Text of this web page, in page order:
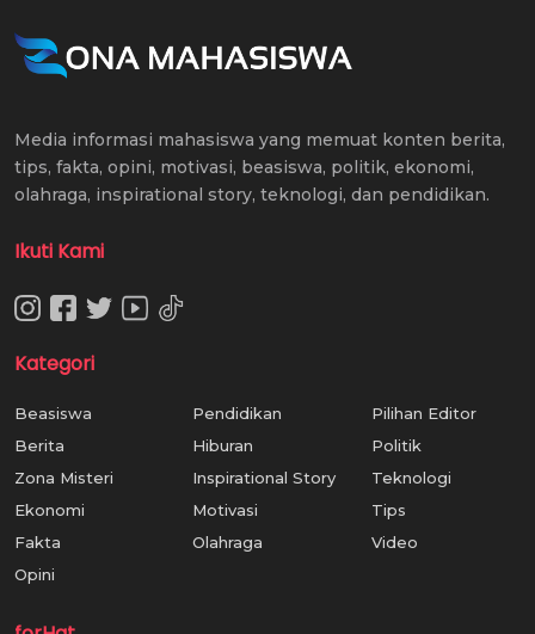
Media informasi mahasiswa yang memuat konten berita,
tips, fakta, opini, motivasi, beasiswa, politik, ekonomi,
olahraga, inspirational story, teknologi, dan pendidikan.
Ikuti Kami
Kategori
Beasiswa
Berita
Zona Misteri
Ekonomi
Fakta
Opini
Pendidikan
Hiburan
Inspirational Story
Motivasi
Olahraga
Pilihan Editor
Politik
Teknologi
Tips
Video